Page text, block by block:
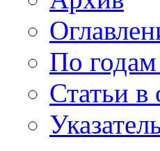
По
Статьи в